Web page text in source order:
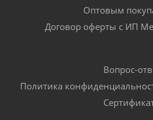
Оптовым
Договор оферты с ИП
Вопрос-
Политика